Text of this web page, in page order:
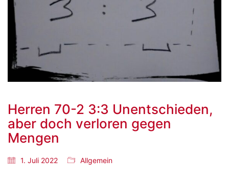
Herren 70-2 3:3 Unentschieden,
aber doch verloren gegen
Mengen
1. Juli 2022 Allgemein